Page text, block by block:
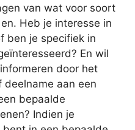
van wat voor soort
Heb je interesse in
ben je specifiek in
En wil
door het
deelname aan een
bepaalde
Indien je